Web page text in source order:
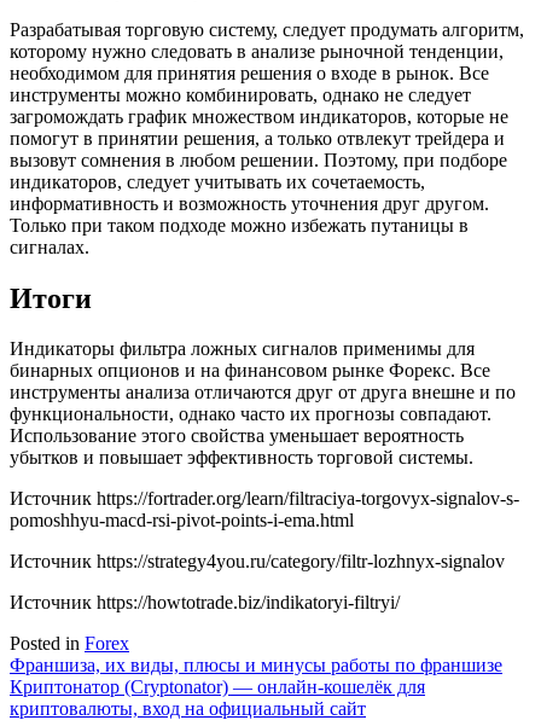
Разрабатывая торговую систему, следует продумать алгоритм,
которому нужно следовать в анализе рыночной тенденции,
необходимом для принятия решения о входе в рынок. Все
инструменты можно комбинировать, однако не следует
загромождать график множеством индикаторов, которые не
помогут в принятии решения, а только отвлекут трейдера и
вызовут сомнения в любом решении. Поэтому, при подборе
индикаторов, следует учитывать их сочетаемость,
информативность и возможность уточнения друг другом.
Только при таком подходе можно избежать путаницы в
сигналах.
Итоги
Индикаторы фильтра ложных сигналов применимы для
бинарных опционов и на финансовом рынке Форекс. Все
инструменты анализа отличаются друг от друга внешне и по
функциональности, однако часто их прогнозы совпадают.
Использование этого свойства уменьшает вероятность
убытков и повышает эффективность торговой системы.
Источник https://fortrader.org/learn/filtraciya-torgovyx-signalov-s-
pomoshhyu-macd-rsi-pivot-points-i-ema.html
Источник https://strategy4you.ru/category/filtr-lozhnyx-signalov
Источник https://howtotrade.biz/indikatoryi-filtryi/
Posted in Forex
Навигация
по
Франшиза, их виды, плюсы и минусы работы по франшизе
Криптонатор (Cryptonator) — онлайн-кошелёк для
криптовалюты, вход на официальный сайт